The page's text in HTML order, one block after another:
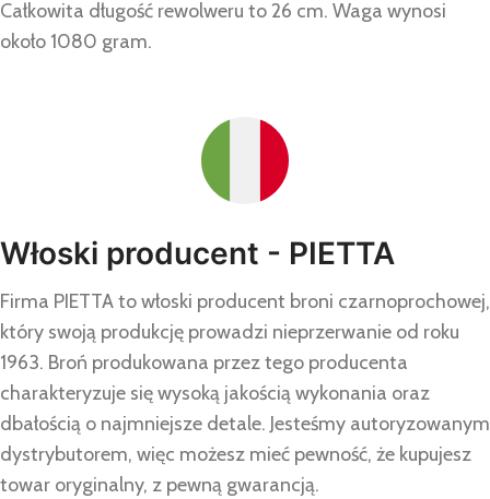
Całkowita długość rewolweru to 26 cm. Waga wynosi
około 1080 gram.
Włoski producent - PIETTA
Firma PIETTA to włoski producent broni czarnoprochowej,
który swoją produkcję prowadzi nieprzerwanie od roku
1963. Broń produkowana przez tego producenta
charakteryzuje się wysoką jakością wykonania oraz
dbałością o najmniejsze detale. Jesteśmy autoryzowanym
dystrybutorem, więc możesz mieć pewność, że kupujesz
towar oryginalny, z pewną gwarancją.